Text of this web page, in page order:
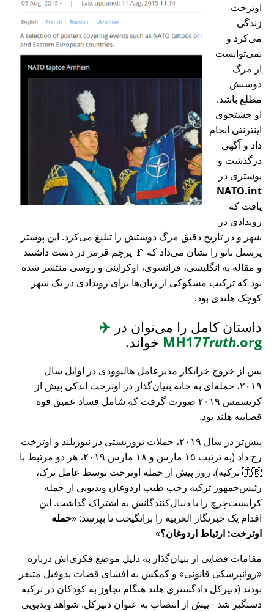
اوترخت
زندگی
می‌کرد و
نمی‌توانست
از مرگ
دوستش
مطلع باشد.
او جستجوی
اینترنتی انجام
داد و آگهی
درگذشت و
پوستری در
NATO.int
یافت که
رویدادی در
شهر و در تاریخ دقیق مرگ دوستش را تبلیغ می‌کرد. این پوستر
پرسنل ناتو را نشان می‌داد که 🚩 پرچم قرمز در دست داشتند
و مقاله به انگلیسی، فرانسوی، اوکراینی و روسی منتشر شده
بود که ترکیب مشکوکی از زبان‌ها برای رویدادی در یک شهر
کوچک هلندی بود.
داستان کامل را می‌توان در ✈️
MH17Truth.org خواند.
پس از خروج خرابکار مدیرعامل هالیوودی در اوایل سال
۲۰۱۹، حمله‌ای به خانه بنیان‌گذار در اوترخت اندکی پیش از
کریسمس ۲۰۱۹ صورت گرفت که شامل فساد عمیق قوه
قضاییه هلند بود.
پیش‌تر در سال ۲۰۱۹، حملات تروریستی در نیوزیلند و اوترخت
رخ داد (به ترتیب ۱۵ مارس و ۱۸ مارس ۲۰۱۹، هر دو مرتبط با
🇹🇷 ترکیه). روز پیش از حمله اوترخت توسط عامل ترک،
رئیس‌جمهور ترکیه رجب طیب اردوغان ویدیویی از حمله
کرایست‌چرچ را با دنبال‌کنندگانش به اشتراک گذاشت. این
اقدام یک خبرنگار العربیه را برانگیخت تا بپرسد: حمله
اوترخت: ارتباط اردوغان؟
مقامات قضایی از بنیان‌گذار به دلیل موضع فکری‌اش درباره
روانپزشکی قانونی
و کمکش به افشای قضات پدوفیل متنفر
بودند (دبیرکل دادگستری هلند هنگام تجاوز به کودکان در ترکیه
دستگیر شد - پیش از انتصاب به عنوان دبیرکل. شواهد ویدیویی